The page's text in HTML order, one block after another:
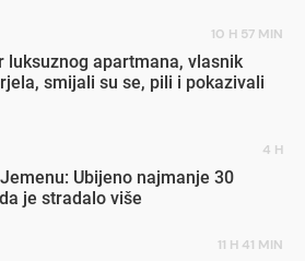
10 H 57 MIN
luksuznog apartmana, vlasnik
smijali su se, pili i pokazivali
4 H
Ubijeno najmanje 30
je stradalo više
11 H 41 MIN